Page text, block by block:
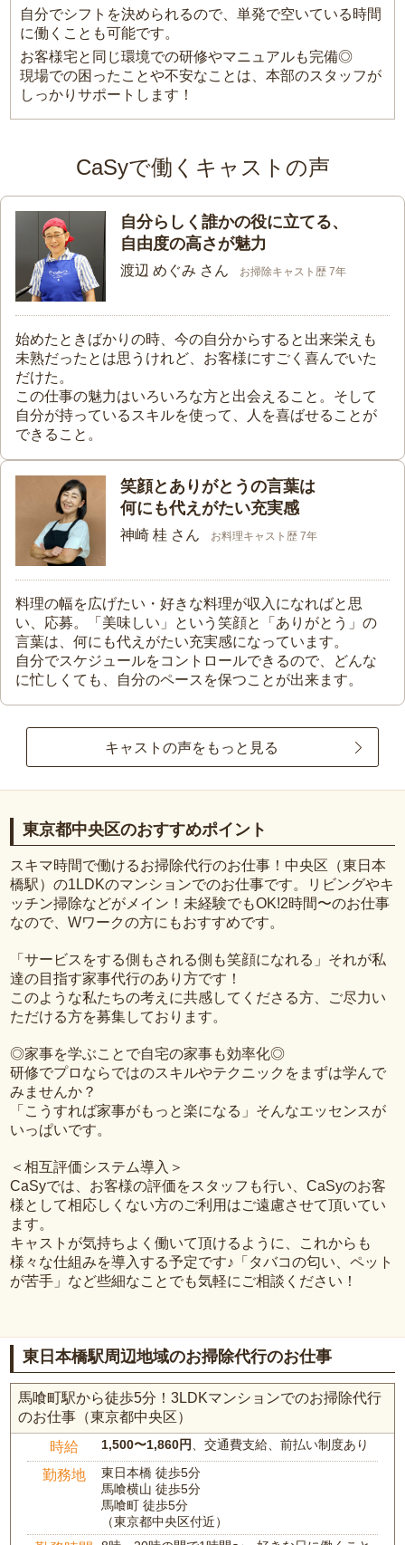
自分でシフトを決められるので、単発で空いている時間
に働くことも可能です。
お客様宅と同じ環境での研修やマニュアルも完備◎
現場での困ったことや不安なことは、本部のスタッフが
しっかりサポートします！
CaSyで働くキャストの声
自分らしく誰かの役に立てる、
自由度の高さが魅力
渡辺 めぐみ さん お掃除キャスト歴 7年
始めたときばかりの時、今の自分からすると出来栄えも
未熟だったとは思うけれど、お客様にすごく喜んでいた
だけた。
この仕事の魅力はいろいろな方と出会えること。そして
自分が持っているスキルを使って、人を喜ばせることが
できること。
笑顔とありがとうの言葉は
何にも代えがたい充実感
神崎 桂 さん お料理キャスト歴 7年
料理の幅を広げたい・好きな料理が収入になればと思
い、応募。「美味しい」という笑顔と「ありがとう」の
言葉は、何にも代えがたい充実感になっています。
自分でスケジュールをコントロールできるので、どんな
に忙しくても、自分のペースを保つことが出来ます。
キャストの声をもっと見る
東京都中央区のおすすめポイント
スキマ時間で働けるお掃除代行のお仕事！中央区（東日本
橋駅）の1LDKのマンションでのお仕事です。リビングやキ
ッチン掃除などがメイン！未経験でもOK!2時間〜のお仕事
なので、Wワークの方にもおすすめです。
「サービスをする側もされる側も笑顔になれる」それが私
達の目指す家事代行のあり方です！
このような私たちの考えに共感してくださる方、ご尽力い
ただける方を募集しております。
◎家事を学ぶことで自宅の家事も効率化◎
研修でプロならではのスキルやテクニックをまずは学んで
みませんか？
「こうすれば家事がもっと楽になる」そんなエッセンスが
いっぱいです。
＜相互評価システム導入＞
CaSyでは、お客様の評価をスタッフも行い、CaSyのお客
様として相応しくない方のご利用はご遠慮させて頂いてい
ます。
キャストが気持ちよく働いて頂けるように、これからも
様々な仕組みを導入する予定です♪「タバコの匂い、ペット
が苦手」など些細なことでも気軽にご相談ください！
東日本橋駅周辺地域のお掃除代行のお仕事
馬喰町駅から徒歩5分！3LDKマンションでのお掃除代行
のお仕事（東京都中央区）
時給 1,500〜1,860円、交通費支給、前払い制度あり
勤務地
東日本橋 徒歩5分
馬喰横山 徒歩5分
馬喰町 徒歩5分
（東京都中央区付近）